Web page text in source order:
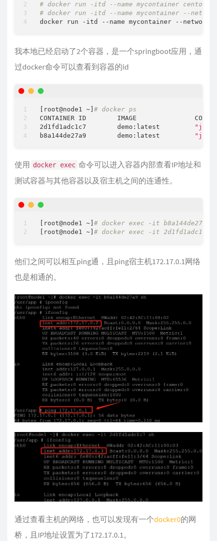
# docker run -itd --name mycontainer centos
# docker run -itd --name mycontainer --
我本地已经启动了2个容器，是一个springboot应用，通
过docker命令可以查看到容器的id
[root@node1 ~] # docker ps
CONTAINER ID        IMAGE
2d1fd1adc1c7        demo:latest
b8a144de27a9        demo:latest
使用 docker exec 命令可以进入容器内部查看IP地址和
测试容器与其他容器以及宿主机之间的连通性。
[root@node1 ~] # docker exec -it b8a144de27a9
[root@node1 ~] # docker exec -it 2d1fd1adc1c7
他们之间可以相互ping通，且ping宿主机172.17.0.1网络
也是相通的。
通过查看主机的网络，也可以发现有一个docker0的网
桥，且IP地址设置为了172.17.0.1。